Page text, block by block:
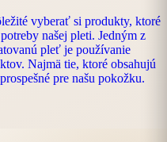
vyberať si produkty, ktoré
našej pleti. Jedným z
pleť je používanie
Najmä tie, ktoré obsahujú
pre našu pokožku.